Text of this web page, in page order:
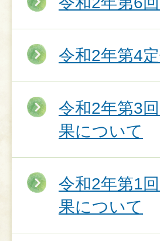
令和2年第4
令和2年第3
果について
令和2年第1
果について